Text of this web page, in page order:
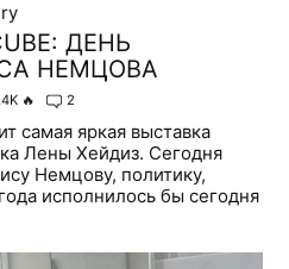
ДЕНЬ
НЕМЦОВА
🔥 2
самая яркая выставка
Лены Хейдиз. Сегодня
Немцову, политику,
исполнилось бы сегодня